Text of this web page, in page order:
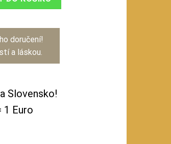
doručení!
a láskou.
Slovensko!
1 Euro